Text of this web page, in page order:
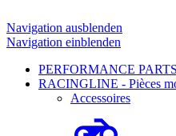
Navigation ausblenden
Navigation einblenden
PERFORMANCE
RACINGLINE - Pièces
Accessoires